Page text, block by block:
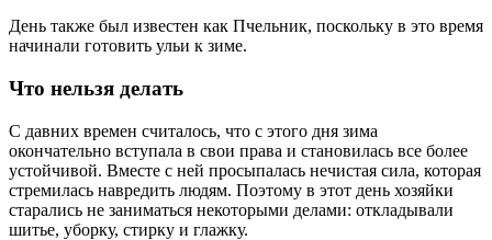
День также был известен как Пчельник, поскольку в это время
начинали готовить ульи к зиме.
Что нельзя делать
С давних времен считалось, что с этого дня зима
окончательно вступала в свои права и становилась все более
устойчивой. Вместе с ней просыпалась нечистая сила, которая
стремилась навредить людям. Поэтому в этот день хозяйки
старались не заниматься некоторыми делами: откладывали
шитье, уборку, стирку и глажку.